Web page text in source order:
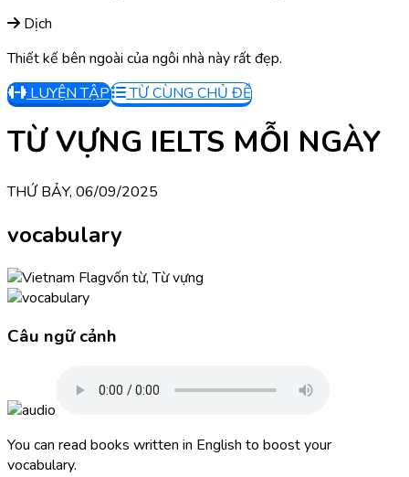
Dịch
Thiết kế bên ngoài của ngôi nhà này rất đẹp.
LUYỆN TẬP
TỪ CÙNG CHỦ ĐỀ
TỪ VỰNG IELTS MỖI NGÀY
THỨ BẢY, 06/09/2025
vocabulary
vốn từ, Từ vựng
Câu ngữ cảnh
You can read books written in English to boost your
vocabulary.